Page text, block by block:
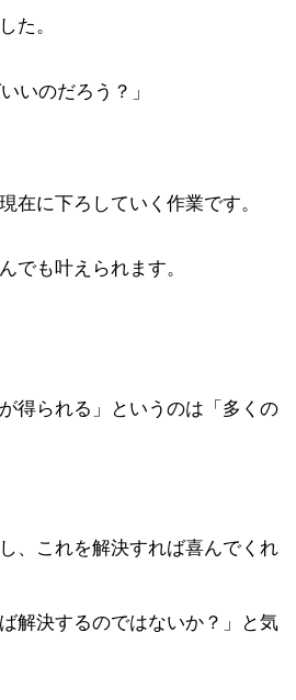
た。
いのだろう？」
在に下ろしていく作業です。
でも叶えられます。
得られる」というのは「多くの
、これを解決すれば喜んでくれ
解決するのではないか？」と気